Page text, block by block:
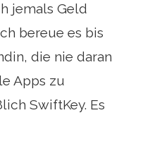
jemals Geld
bereue es bis
die nie daran
Apps zu
SwiftKey. Es